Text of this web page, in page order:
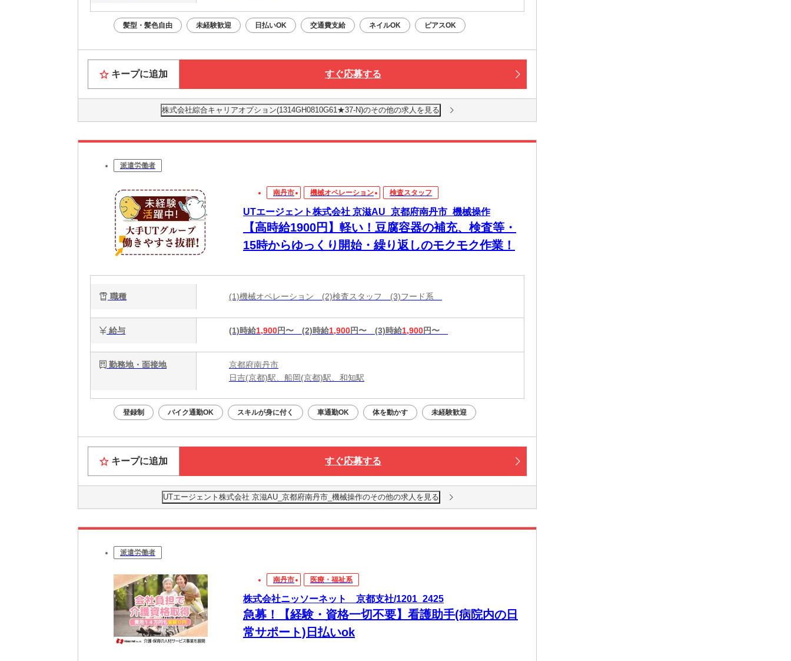
髪型・髪色自由 未経験歓迎 日払いOK 交通費支給 ネイルOK ピアスOK
キープに追加 すぐ応募する
株式会社綜合キャリアオプション(1314GH0810G61★37-N)のその他の求人を見る
派遣労働者
南丹市 機械オペレーション 検査スタッフ
UTエージェント株式会社 京滋AU_京都府南丹市_機械操作
【高時給1900円】軽い！豆腐容器の補充、検査等・
15時からゆっくり開始・繰り返しのモクモク作業！
職種 (1)機械オペレーション (2)検査スタッフ (3)フード系
給与 (1)時給1,900円〜 (2)時給1,900円〜 (3)時給1,900円〜
勤務地・面接地
京都府南丹市
日吉(京都)駅、船岡(京都)駅、和知駅
登録制 バイク通勤OK スキルが身に付く 車通勤OK 体を動かす 未経験歓迎
キープに追加 すぐ応募する
UTエージェント株式会社 京滋AU_京都府南丹市_機械操作のその他の求人を見る
派遣労働者
南丹市 医療・福祉系
株式会社ニッソーネット 京都支社/1201_2425
急募！【経験・資格一切不要】看護助手(病院内の日
常サポート)日払いok